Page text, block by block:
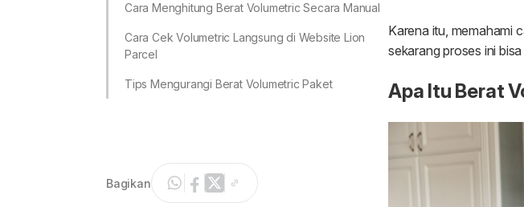
Cara Menghitung Berat Volumetric Secara Manual
Cara Cek Volumetric Langsung di Website Lion
Parcel
Tips Mengurangi Berat Volumetric Paket
Bagikan